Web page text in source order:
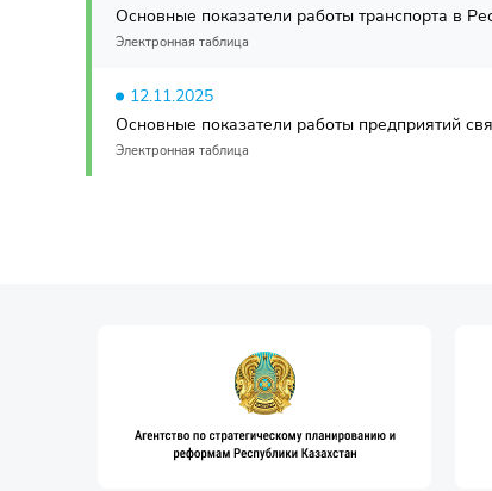
Основные показатели работы транспорта в
Электронная таблица
12.11.2025
Основные показатели работы предприятий
Электронная таблица